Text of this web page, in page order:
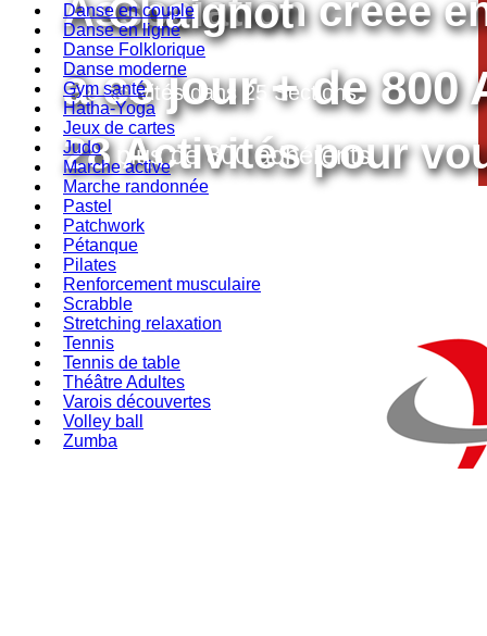
Association créée
à ce jour + de 800
28 Activités pour
Chaignot
28 activités dans 25 Sections
plus de 800 adhérents
pourquoi pas vous?
Danse en couple
Danse en ligne
Danse Folklorique
Danse moderne
Gym santé
Hatha-Yoga
Jeux de cartes
Judo
Marche active
Marche randonnée
Pastel
Patchwork
Pétanque
Pilates
Renforcement musculaire
Scrabble
Stretching relaxation
Tennis
Tennis de table
Théâtre Adultes
Varois découvertes
Volley ball
Zumba